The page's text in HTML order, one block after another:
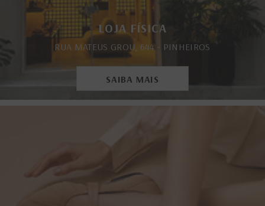
LOJA FÍSICA
RUA MATEUS GROU, 644 - PINHEIROS
SAIBA MAIS